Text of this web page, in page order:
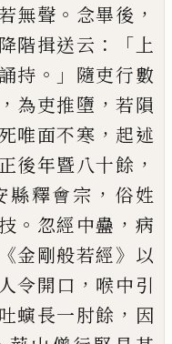
無聲 。 念畢後 ，
階揖送云 ：「 上
持 。」 隨吏行數
， 為吏推墮 ，若隕
唯面不寒 ， 起述
正後年暨八十餘 ，
縣釋會宗 ， 俗姓
。 忽經中蠱 ， 病
《金剛般若經》 以
令開口 ， 喉中引
螾長一肘餘 ， 因